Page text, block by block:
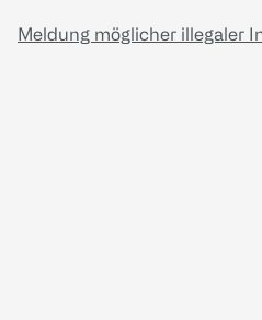
Meldung möglicher illegaler